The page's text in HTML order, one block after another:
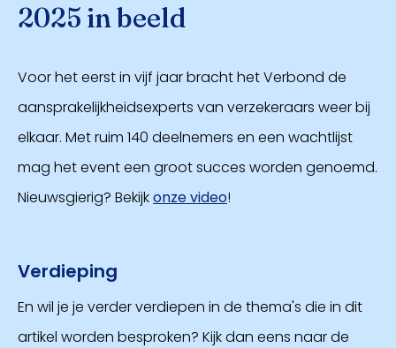
2025 in beeld
Voor het eerst in vijf jaar bracht het Verbond de
aansprakelijkheidsexperts van verzekeraars weer bij
elkaar. Met ruim 140 deelnemers en een wachtlijst
mag het event een groot succes worden genoemd.
Nieuwsgierig? Bekijkonze video!
Verdieping
En wil je je verder verdiepen in de thema's die in dit
artikel worden besproken? Kijk dan eens naar de